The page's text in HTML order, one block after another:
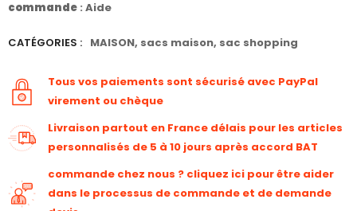
commande : Aide
CATÉGORIES : MAISON, sacs maison, sac shopping
Tous vos paiements sont sécurisé avec PayPal
virement ou chèque
Livraison partout en France délais pour les articles
personnalisés de 5 à 10 jours après accord BAT
commande chez nous ? cliquez ici pour être aider
dans le processus de commande et de demande